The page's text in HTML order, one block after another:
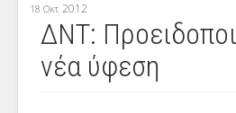
18 Οκτ 2012
ΔΝΤ:
νέα ύφεση